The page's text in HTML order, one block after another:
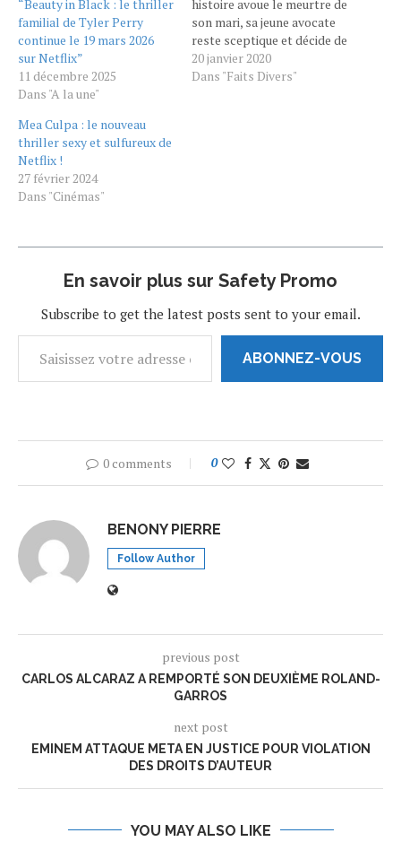
“Beauty in Black : le thriller
familial de Tyler Perry
continue le 19 mars 2026
sur Netflix”
11 décembre 2025
Dans "A la une"
histoire avoue le meurtre de
son mari, sa jeune avocate
reste sceptique et décide de
faire éclater la vérité. Un
film de Tyler Perry. Ce film
20 janvier 2020
Dans "Faits Divers"
Mea Culpa : le nouveau
thriller sexy et sulfureux de
Netflix !
27 février 2024
Dans "Cinémas"
En savoir plus sur Safety Promo
Subscribe to get the latest posts sent to your email.
ABONNEZ-VOUS
0 comments 0
BENONY PIERRE
Follow Author
previous post
CARLOS ALCARAZ A REMPORTÉ SON DEUXIÈME ROLAND-
GARROS
next post
EMINEM ATTAQUE META EN JUSTICE POUR VIOLATION
DES DROITS D’AUTEUR
YOU MAY ALSO LIKE